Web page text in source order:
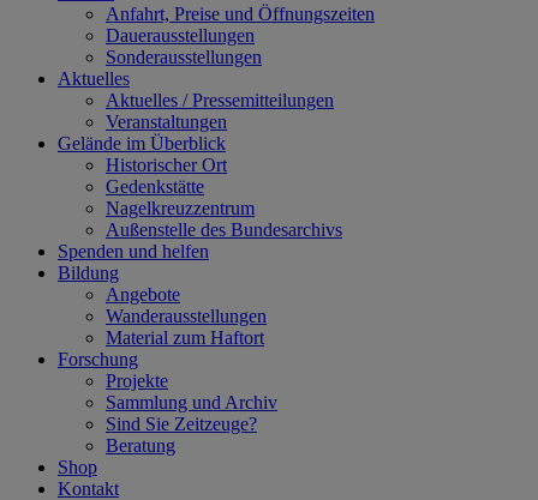
Anfahrt, Preise und Öffnungszeiten
Dauerausstellungen
Sonderausstellungen
Aktuelles
Aktuelles / Pressemitteilungen
Veranstaltungen
Gelände im Überblick
Historischer Ort
Gedenkstätte
Nagelkreuzzentrum
Außenstelle des Bundesarchivs
Spenden und helfen
Bildung
Angebote
Wanderausstellungen
Material zum Haftort
Forschung
Projekte
Sammlung und Archiv
Sind Sie Zeitzeuge?
Beratung
Shop
Kontakt